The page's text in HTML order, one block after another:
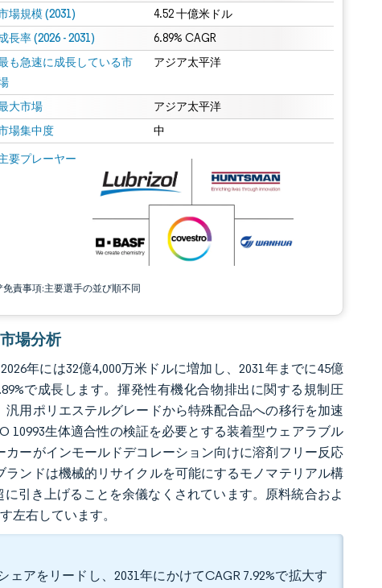
場規模 (2031) 4.52 十億米ドル
長率 (2026 - 2031) 6.89% CAGR
も急速に成長している市
アジア太平洋
大市場 アジア太平洋
場集中度 中
要プレーヤー
免責事項:主要選手の並び順不同
像 © Mordor Intelligence。再利用にはCC BY 4.0の表示が必要です。
表示が必要です。
場分析
年には32億4,000万米ドルに増加し、2031年までに45億
で成長します。揮発性有機化合物排出に関する規制圧
用ポリエステルグレードから特殊配合品への移行を加速
10993生体適合性の検証を必要とする装着型ウェアラブル
ーがインモールドデコレーション向けに溶剤フリー反応
ンドは機械的リサイクルを可能にするモノマテリアル構
引き上げることを余儀なくされています。原料統合およ
左右しています。
アをリードし、2031年にかけてCAGR 7.92%で拡大す